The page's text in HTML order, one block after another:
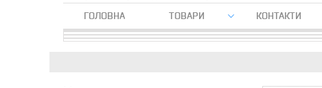
ГОЛОВНА ТОВАРИ КОНТАКТИ